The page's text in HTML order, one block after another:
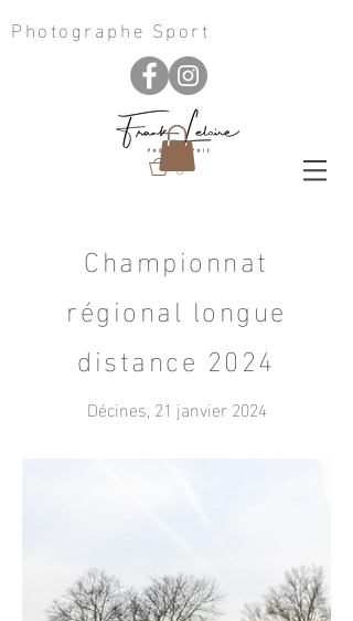
Photographe Sport
0
Championnat
régional longue
distance 2024
Décines, 21 janvier 2024